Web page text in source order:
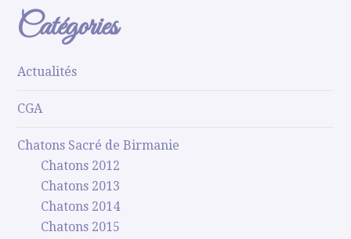
Catégories
Actualités
CGA
Chatons Sacré de Birmanie
Chatons 2012
Chatons 2013
Chatons 2014
Chatons 2015